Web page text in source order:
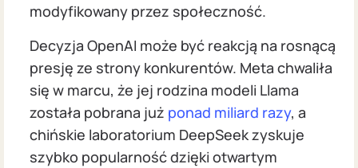
modyfikowany przez społeczność.
Decyzja OpenAI może być reakcją na rosnącą
presję ze strony konkurentów. Meta chwaliła
się w marcu, że jej rodzina modeli Llama
została pobrana już ponad miliard razy, a
chińskie laboratorium DeepSeek zyskuje
szybko popularność dzięki otwartym